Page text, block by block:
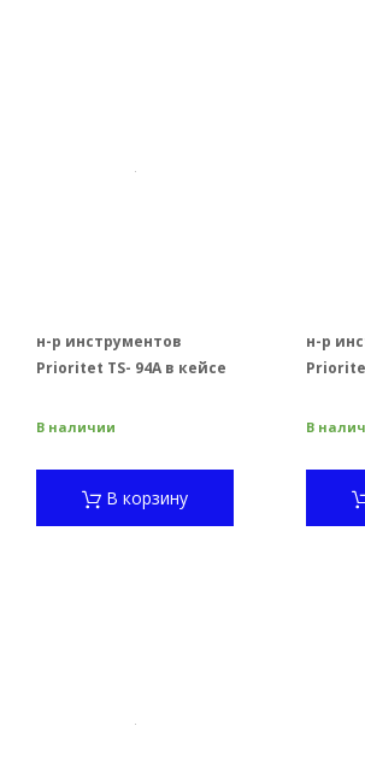
н-р инструментов
Prioritet TS- 94А в кейсе
В наличии
В корзину
н-р
В